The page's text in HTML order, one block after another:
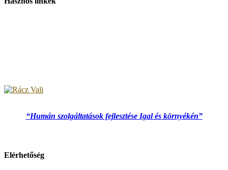
“Humán szolgáltatások fejlesztése Igal és környékén”
Elérhetőség